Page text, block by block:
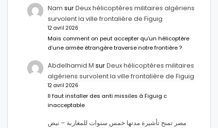
Nam surDeux hélicoptères militaires algériens
survolent la ville frontalière de Figuig
12 avril 2026
Mais comment on peut accepter qu’un hélicoptère
d’une armée étrangère traverse notre frontière ?
Abdelhamid M surDeux hélicoptères militaires
algériens survolent la ville frontalière de Figuig
12 avril 2026
Il faut installer des anti missiles à Figuig c
inacceptable
مصر تمنح تأشيرة مدتها خمس سنوات للمغاربة – نبض